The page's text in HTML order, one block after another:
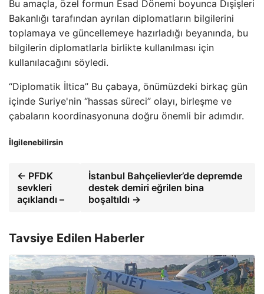
Bu amaçla, özel formun Esad Dönemi boyunca Dışişleri
Bakanlığı tarafından ayrılan diplomatların bilgilerini
toplamaya ve güncellemeye hazırladığı beyanında, bu
bilgilerin diplomatlarla birlikte kullanılması için
kullanılacağını söyledi.
“Diplomatik İltica” Bu çabaya, önümüzdeki birkaç gün
içinde Suriye'nin “hassas süreci” olayı, birleşme ve
çabaların koordinasyonuna doğru önemli bir adımdır.
İlgilenebilirsin
← PFDK
sevkleri
açıklandı –
İstanbul Bahçelievler’de depremde
destek demiri eğrilen bina
boşaltıldı →
Tavsiye Edilen Haberler